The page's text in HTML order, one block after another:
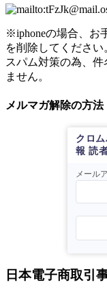
※iphoneの場合、お
を削除してください
スパム対策の為、
ません。
メルマガ解除の方法
クロ
報 読
メール
日本電子商取引